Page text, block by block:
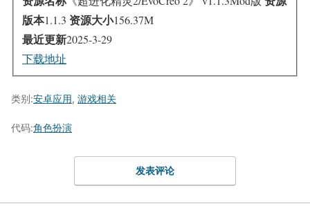
版本1.1.3 资源大小156.37M
最近更新2025-3-29
下载地址
类别:安卓应用, 游戏相关
代码:角色扮演
发表评论